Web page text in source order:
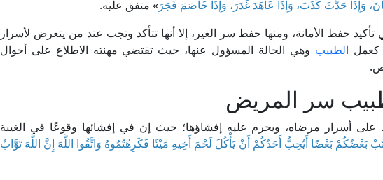
وَإِذَا حَدَّثَ كَذَبَ، وَإِذَا عَاهَدَ غَدَرَ، وَإِذَا خَاصَمَ فَجَرَ» متفق عليه.
حفظ الأمانة، ومنها حفظ سر الغير، إلا أنها تتأكد وتجب عند من يتعرض لأسرار
كعمل الطبيب وهي الحالة المسؤول عنها، حيث تقتضي مهنته الاطلاع على أحوال
سر المريض
على أسرار مرضاه، ويحرم عليه إفشاؤها؛ حيث إن في إفشائها وقوعًا في الغيبة
بَعْضُكُمْ بَعْضًا أَيُحِبُّ أَحَدُكُمْ أَنْ يَأْكُلَ لَحْمَ أَخِيهِ مَيْتًا فَكَرِهْتُمُوهُ وَاتَّقُوا اللَّهَ إِنَّ اللَّهَ تَوَّابٌ